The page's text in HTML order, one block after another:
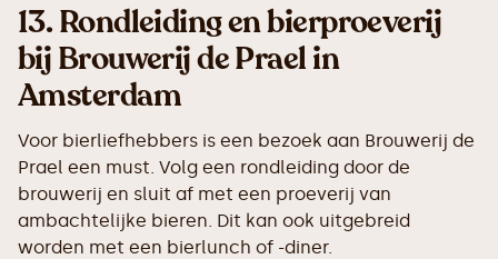
13.Rondleiding en bierproeverij
bij Brouwerij de Prael in
Amsterdam
Voor bierliefhebbers is een bezoek aan Brouwerij de
Prael een must. Volg een rondleiding door de
brouwerij en sluit af met een proeverij van
ambachtelijke bieren. Dit kan ook uitgebreid
worden met een bierlunch of -diner.